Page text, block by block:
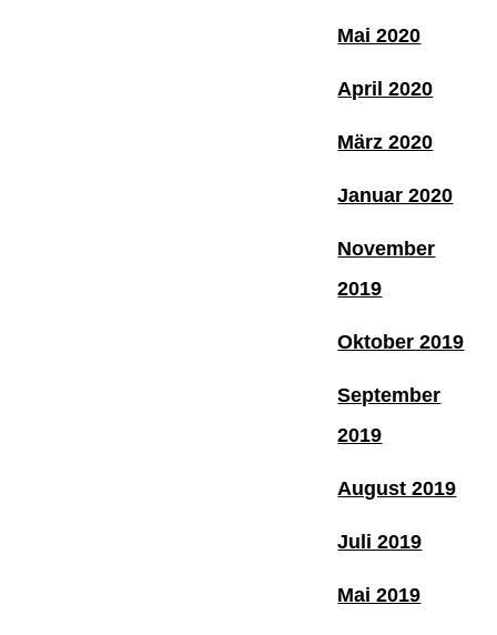
Mai 2020
April 2020
März 2020
Januar 2020
November
2019
Oktober 2019
September
2019
August 2019
Juli 2019
Mai 2019